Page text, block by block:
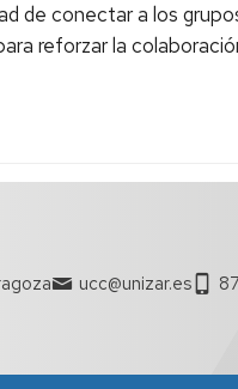
de conectar a los
reforzar la
ucc@unizar.es